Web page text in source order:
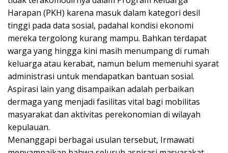
Harapan (PKH) karena masuk dalam kategori desil
tinggi pada data sosial, padahal kondisi ekonomi
mereka tergolong kurang mampu. Bahkan terdapat
warga yang hingga kini masih menumpang di rumah
keluarga atau kerabat, namun belum memenuhi syarat
administrasi untuk mendapatkan bantuan sosial.
Aspirasi lain yang disampaikan adalah perbaikan
dermaga yang menjadi fasilitas vital bagi mobilitas
masyarakat dan aktivitas perekonomian di wilayah
kepulauan.
Menanggapi berbagai usulan tersebut, Irmawati